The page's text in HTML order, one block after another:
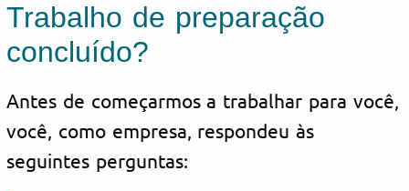
Trabalho de preparação
concluído?
Antes de começarmos a trabalhar para você,
você, como empresa, respondeu às
seguintes perguntas: